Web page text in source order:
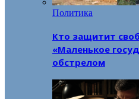
Политика
Кто защитит
«Маленькое
обстрелом